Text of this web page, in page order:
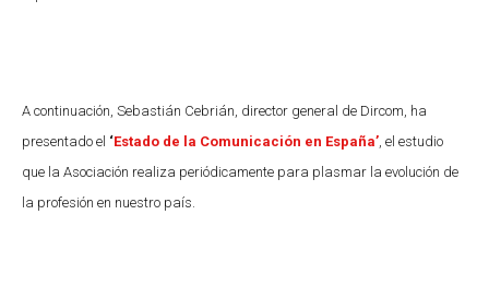
A continuación, Sebastián Cebrián, director general de Dircom, ha
presentado el ‘Estado de la Comunicación en España’ , el estudio
que la Asociación realiza periódicamente para plasmar la evolución de
la profesión en nuestro país.